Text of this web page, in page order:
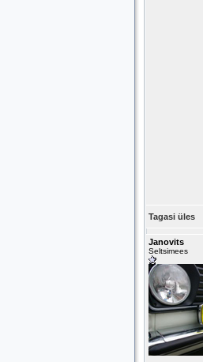
Tagasi üles
Janovits
Seltsimees